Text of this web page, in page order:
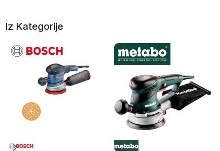
Iz Kategorije